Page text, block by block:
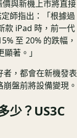
與新機上市將直接
師指出：「根據過
款 iPad 時，前一代
至 20% 的跌幅，
著。」
者，都會在新機發表
盤前將設備變現。
少？US3C